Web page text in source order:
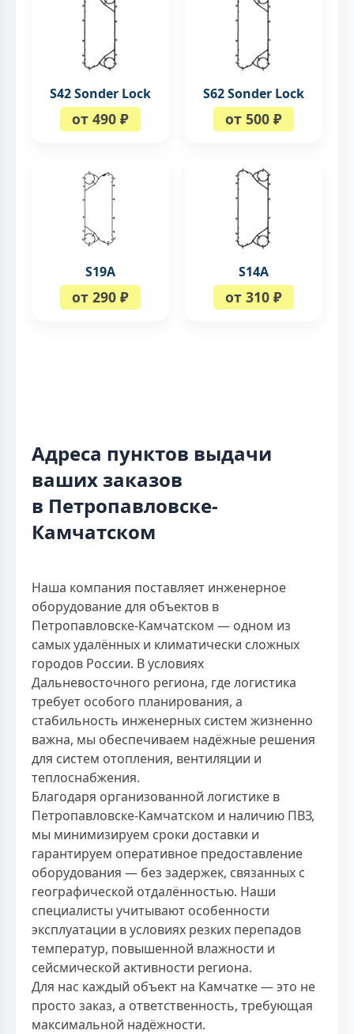
S42 Sonder Lock
от 490 ₽
S62 Sonder Lock
от 500 ₽
S19A
от 290 ₽
S14A
от 310 ₽
Адреса пунктов выдачи
ваших заказов
в Петропавловске-
Камчатском
Наша компания поставляет инженерное
оборудование для объектов в
Петропавловске-Камчатском — одном из
самых удалённых и климатически сложных
городов России. В условиях
Дальневосточного региона, где логистика
требует особого планирования, а
стабильность инженерных систем жизненно
важна, мы обеспечиваем надёжные решения
для систем отопления, вентиляции и
теплоснабжения.
Благодаря организованной логистике в
Петропавловске-Камчатском и наличию ПВЗ,
мы минимизируем сроки доставки и
гарантируем оперативное предоставление
оборудования — без задержек, связанных с
географической отдалённостью. Наши
специалисты учитывают особенности
эксплуатации в условиях резких перепадов
температур, повышенной влажности и
сейсмической активности региона.
Для нас каждый объект на Камчатке — это не
просто заказ, а ответственность, требующая
максимальной надёжности.